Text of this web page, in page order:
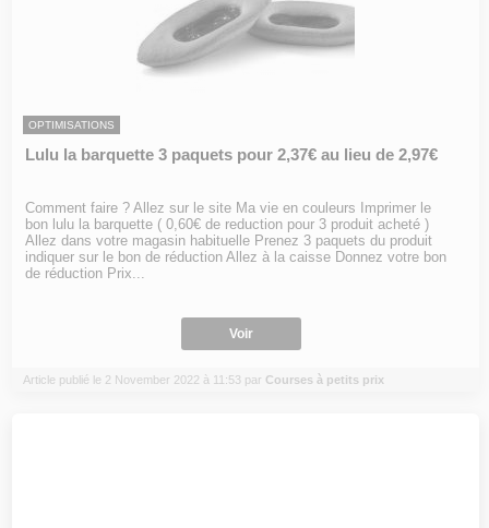
OPTIMISATIONS
Lulu la barquette 3 paquets pour 2,37€ au lieu de 2,97€
Comment faire ? Allez sur le site Ma vie en couleurs Imprimer le
bon lulu la barquette ( 0,60€ de reduction pour 3 produit acheté )
Allez dans votre magasin habituelle Prenez 3 paquets du produit
indiquer sur le bon de réduction Allez à la caisse Donnez votre bon
de réduction Prix...
Voir
Article publié le 2 November 2022 à 11:53 par Courses à petits prix